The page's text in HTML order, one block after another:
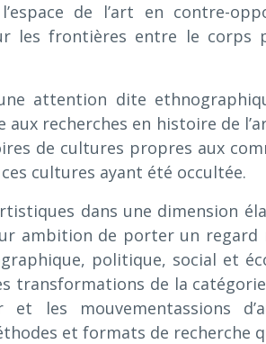
de l’art en contre-
les frontières entre le corps
attention dite
recherches en histoire de
de cultures propres aux
cultures ayant été occultée.
dans une dimension
ambition de porter un regard
politique, social et
transformations de la
et les mouvementassions
et formats de recherche